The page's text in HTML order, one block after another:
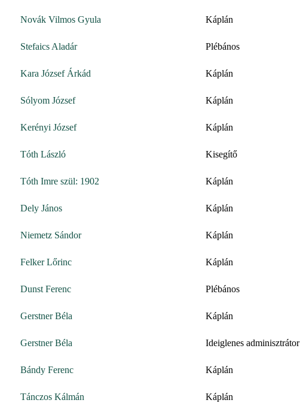
Novák Vilmos Gyula Káplán
Stefaics Aladár Plébános
Kara József Árkád Káplán
Sólyom József Káplán
Kerényi József Káplán
Tóth László Kisegítő
Tóth Imre szül: 1902 Káplán
Dely János Káplán
Niemetz Sándor Káplán
Felker Lőrinc Káplán
Dunst Ferenc Plébános
Gerstner Béla Káplán
Gerstner Béla Ideiglenes adminisztrátor
Bándy Ferenc Káplán
Tánczos Kálmán Káplán